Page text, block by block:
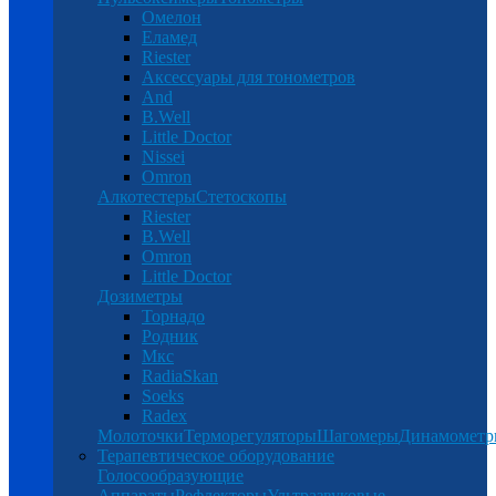
Омелон
Еламед
Riester
Аксессуары для тонометров
And
B.Well
Little Doctor
Nissei
Omron
АлкотестерыСтетоскопы
Riester
B.Well
Omron
Little Doctor
Дозиметры
Торнадо
Родник
Мкс
RadiaSkan
Soeks
Radex
МолоточкиТерморегуляторыШагомеры
Терапевтическое оборудование
Голосообразующие